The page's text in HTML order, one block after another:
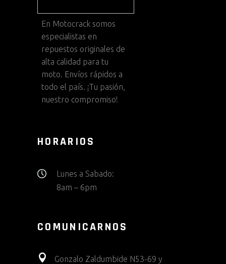
En Motocrack somos
especialistas en
repuestos originales de
alta calidad para tu
moto. Envíos rápidos a
todo el país. ¡Tu pasión,
nuestro compromiso!
HORARIOS
Lunes a Sabado:
8am – 6pm
COMUNICARNOS
Gonzalo Zaldumbide N53-69 y